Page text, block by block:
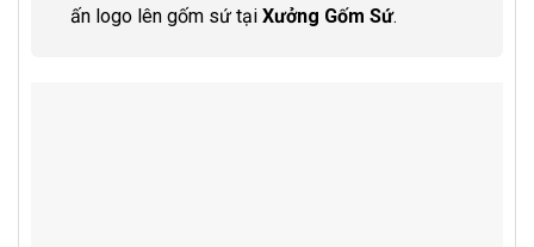
ấn logo lên gốm sứ tại Xưởng Gốm Sứ.